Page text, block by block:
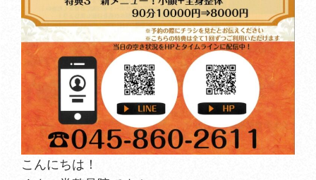
こんにちは！